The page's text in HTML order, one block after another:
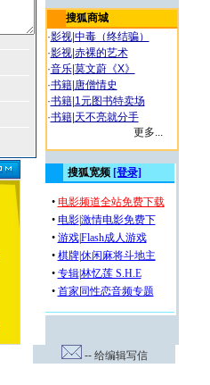
搜狐商城
·影视| 中毒（终结骗）
·影视| 赤裸的艺术
·音乐| 莫文蔚《X》
·书籍| 唐僧情史
·书籍| 1元图书特卖场
·书籍| 天不亮就分手
更多...
-- 给编辑写信